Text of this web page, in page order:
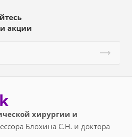
акции
хирургии и
Блохина С.Н. и доктора